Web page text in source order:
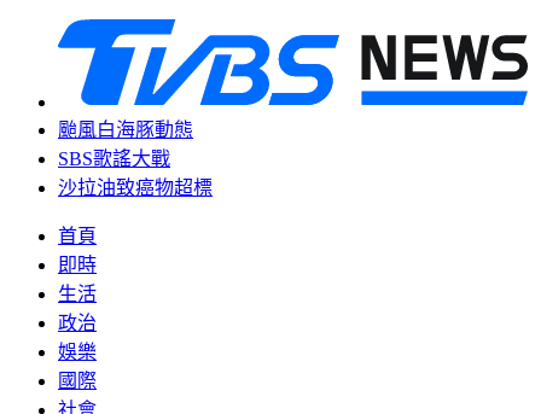
颱風白海豚動態
SBS歌謠大戰
沙拉油致癌物超標
首頁
即時
生活
政治
娛樂
國際